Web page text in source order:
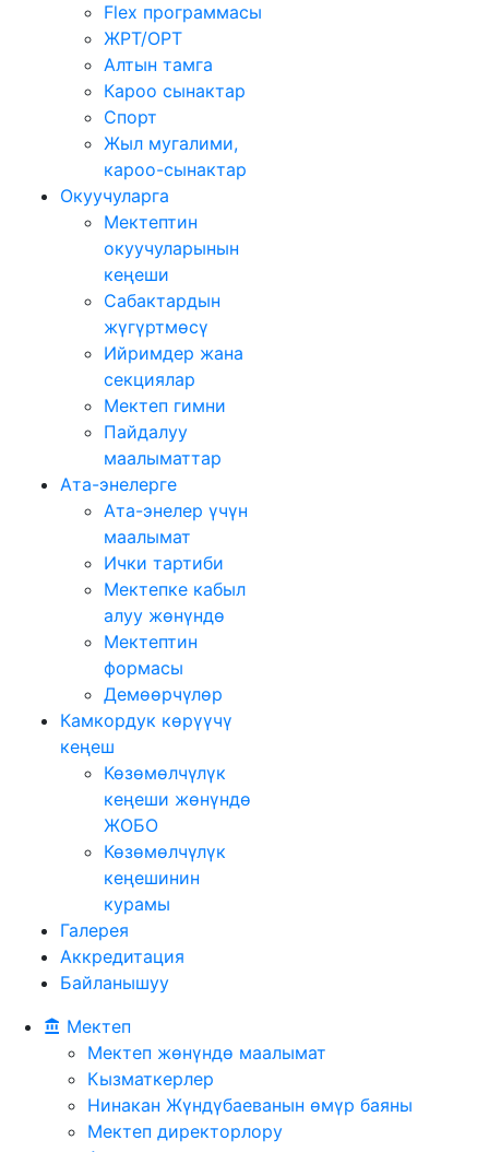
Flex программасы
ЖРТ/ОРТ
Алтын тамга
Кароо сынактар
Спорт
Жыл мугалими,
кароо-сынактар
Окуучуларга
Мектептин
окуучуларынын
кеңеши
Сабактардын
жүгүртмѳсү
Ийримдер жана
секциялар
Мектеп гимни
Пайдалуу
маалыматтар
Ата-энелерге
Ата-энелер үчүн
маалымат
Ички тартиби
Мектепке кабыл
алуу жөнүндө
Мектептин
формасы
Демөөрчүлөр
Камкордук көрүүчү
кеңеш
Көзөмөлчүлүк
кеңеши жөнүндө
ЖОБО
Көзөмөлчүлүк
кеңешинин
курамы
Галерея
Аккредитация
Байланышуу
Мектеп
Мектеп жөнүндө маалымат
Кызматкерлер
Нинакан Жүндүбаеванын өмүр баяны
Мектеп директорлору